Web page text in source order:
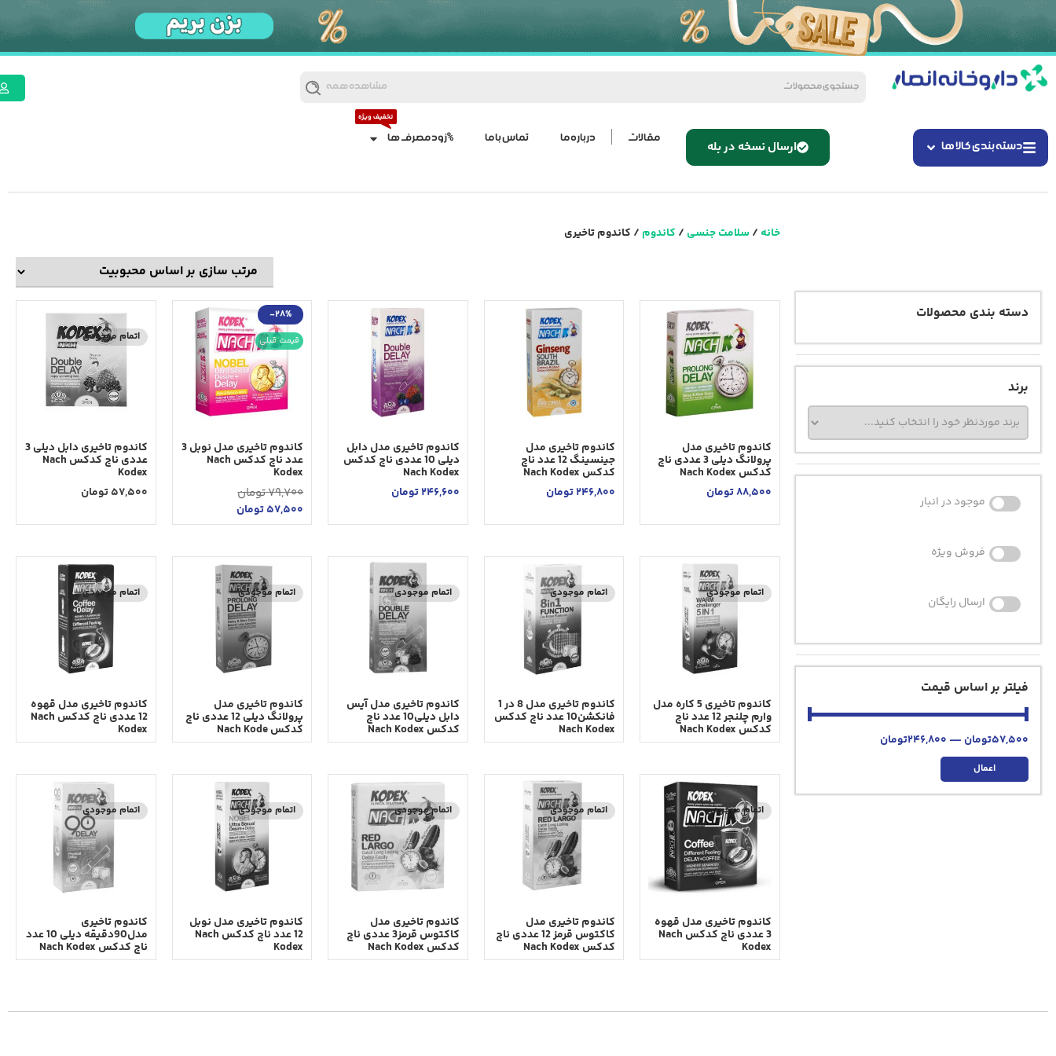
مشاهده همه
دسته بندی کالا ها ارسال نسخه در بله مقالات درباره ما تماس با ما %زود مصرف ها
دسته بندی محصولات
برند
موجود در انبار
فروش ویژه
ارسال رایگان
فیلتر بر اساس قیمت
57,500تومان —
246,800تومان
اعمال
خانه /سلامت جنسی / کاندوم / کاندوم تاخیری
کاندوم تاخیری مدل
پرولانگ دیلی 3 عددی ناچ
کدکس Nach Kodex
88,500تومان
کاندوم تاخیری مدل
جینسینگ 12 عدد ناچ
کدکس Nach Kodex
246,800تومان
کاندوم تاخیری مدل دابل
دیلی 10 عددی ناچ کدکس
Nach Kodex
246,600تومان
قیمت قبلی
-28%
کاندوم تاخیری مدل نوبل 3
عدد ناچ کدکس Nach
Kodex
79,700تومان
57,500تومان
اتمام موجودی
كاندوم تاخيری دابل ديلی 3
عددی ناچ كدكس Nach
Kodex
57,500تومان
اتمام موجودی
کاندوم تاخیری 5 کاره مدل
وارم چلنجر 12 عدد ناچ
کدکس Nach Kodex
اتمام موجودی
کاندوم تاخیری مدل 8 در 1
فانکشن10 عدد ناچ کدکس
Nach Kodex
اتمام موجودی
کاندوم تاخیری مدل آیس
دابل دیلی10 عدد ناچ
کدکس Nach Kodex
اتمام موجودی
کاندوم تاخیری مدل
پرولانگ دیلی 12 عددی ناچ
کدکس Nach Kode
اتمام موجودی
کاندوم تاخیری مدل قهوه
12 عددی ناچ کدکس Nach
Kodex
اتمام موجودی
کاندوم تاخیری مدل قهوه
3 عددی ناچ کدکس Nach
Kodex
اتمام موجودی
کاندوم تاخیری مدل
کاکتوس قرمز 12 عددی ناچ
کدکس Nach Kodex
اتمام موجودی
کاندوم تاخیری مدل
کاکتوس قرمز3 عددی ناچ
کدکس Nach Kodex
اتمام موجودی
کاندوم تاخیری مدل نوبل
12 عدد ناچ کدکس Nach
Kodex
اتمام موجودی
کاندوم تاخیری
مدل90دقیقه دیلی 10 عدد
ناچ کدکس Nach Kodex